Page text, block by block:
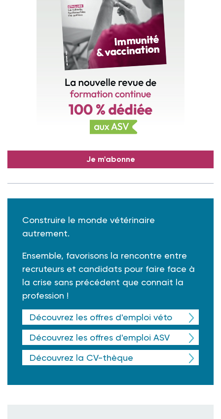
Je m'abonne
Construire le monde vétérinaire
autrement.
Ensemble, favorisons la rencontre entre
recruteurs et candidats pour faire face à
la crise sans précédent que connait la
profession !
Découvrez les offres d'emploi véto
Découvrez les offres d'emploi ASV
Découvrez la CV-thèque